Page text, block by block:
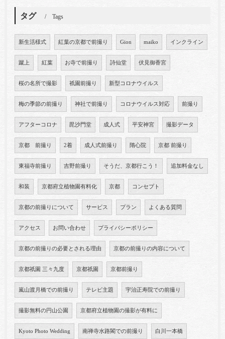
タグ Tags
新生活様式 紅葉の京都で前撮り Gion maiko インクライン
蹴上 紅葉 お寺で前撮り 詩仙堂 伏見御香宮
桜の名所で撮影 祇園前撮り 新型コロナウイルス
梅の季節の前撮り 神社で前撮り コロナウイルス対応 前撮り
アフターコロナ 毘沙門堂 成人式 平安神宮 撮影データ
京都 前撮り 2着 成人式前撮り 隋心院 京都 前撮り
東福寺前撮り 吉野前撮り そうだ、京都行こう！ 追加料金なし
和装 京都府立植物園有料化 京都 コンセプト
京都の前撮りについて サービス プラン よくある質問
アクセス お問い合わせ プライバシーポリシー
京都の前撮りの必要とされる理由 京都の前撮りの内容について
京都祇園 三々九度 京都祇園 京都前撮り
嵐山渡月橋での前撮り テレビ主題 宇治正寿院での前撮り
撮影無料の円山公園 京都府立植物園の撮影が有料に
Kyoto Photo Wedding 南禅寺水路閣での前撮り 白川一本橋